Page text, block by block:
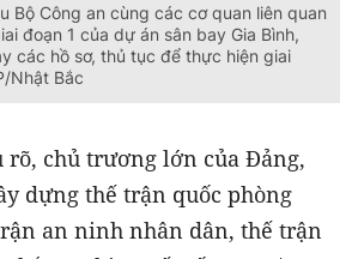
Bộ Công an cùng các cơ quan liên quan
đoạn 1 của dự án sân bay Gia Bình,
các hồ sơ, thủ tục để thực hiện giai
Nhật Bắc
rõ, chủ trương lớn của Đảng,
dựng thế trận quốc phòng
an ninh nhân dân, thế trận